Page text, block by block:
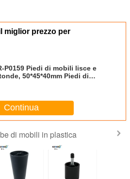
miglior prezzo per
P0159 Piedi di mobili lisce e
50*45*40mm Piedi di
Continua
di mobili in plastica